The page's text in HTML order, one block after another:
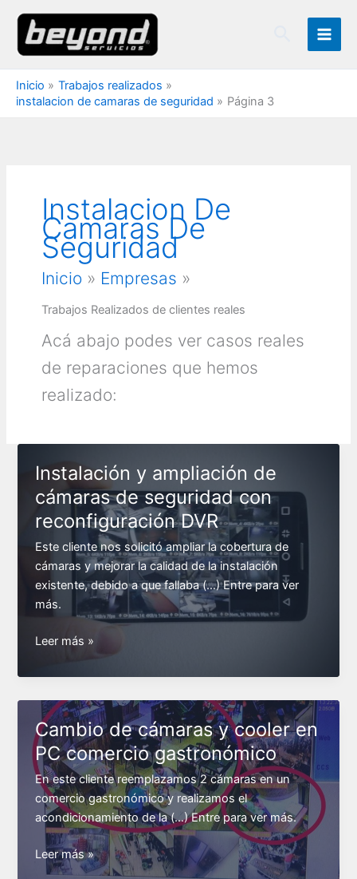
contenido
Buscar
Inicio
Trabajos realizados
instalacion de camaras de seguridad
Página 3
Instalacion De
Camaras De
Seguridad
Inicio» Empresas »
Trabajos Realizados de clientes reales
Acá abajo podes ver casos reales
de reparaciones que hemos
realizado:
Instalación y ampliación de
cámaras de seguridad con
reconfiguración DVR
Este cliente nos solicitó ampliar la cobertura de
cámaras y mejorar la calidad de la instalación
existente, debido a que fallaba (…) Entre para ver
más.
Instalación
ampliación
de
cámaras
de
seguridad
con
reconfiguración
DVR
Leer más »
Cambio de cámaras y cooler en
PC comercio gastronómico
En este cliente reemplazamos 2 cámaras en un
comercio gastronómico y realizamos el
acondicionamiento de la (…) Entre para ver más.
Cambio
de
Leer más »